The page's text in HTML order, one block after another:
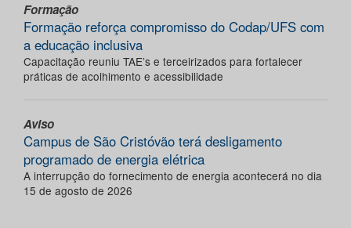
Formação
Formação reforça compromisso do Codap/UFS com
a educação inclusiva
Capacitação reuniu TAE’s e terceirizados para fortalecer
práticas de acolhimento e acessibilidade
Aviso
Campus de São Cristóvão terá desligamento
programado de energia elétrica
A interrupção do fornecimento de energia acontecerá no dia
15 de agosto de 2026